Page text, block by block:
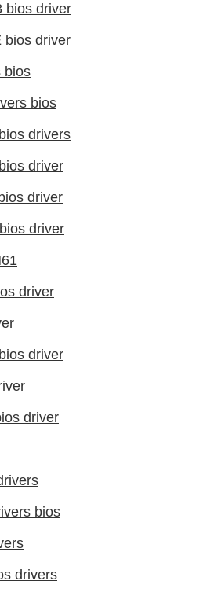
bios driver
bios driver
bios
bios
drivers
driver
driver
driver
driver
driver
driver
bios
drivers